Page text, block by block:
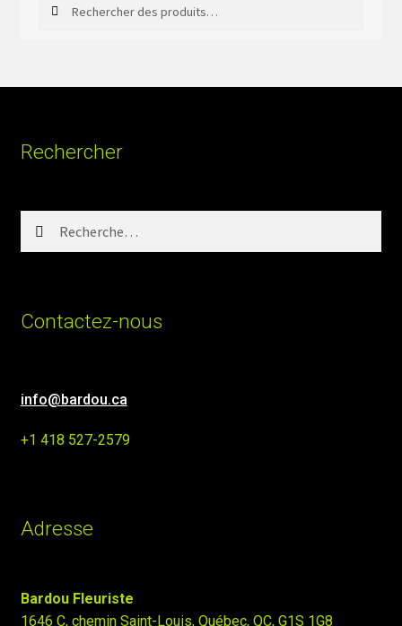
Rechercher
Contactez-nous
info@bardou.ca
+1 418 527-2579
Adresse
Bardou Fleuriste
1646 C, chemin Saint-Louis, Québec, QC, G1S 1G8